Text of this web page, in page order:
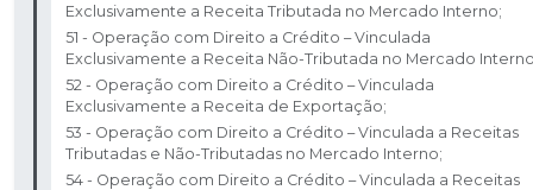
Exclusivamente a Receita Tributada no Mercado Interno;
51 - Operação com Direito a Crédito – Vinculada
Exclusivamente a Receita Não-Tributada no Mercado
52 - Operação com Direito a Crédito – Vinculada
Exclusivamente a Receita de Exportação; ​
53 - Operação com Direito a Crédito – Vinculada a Receitas
Tributadas e Não-Tributadas no Mercado Interno; ​
54 - Operação com Direito a Crédito – Vinculada a Receitas